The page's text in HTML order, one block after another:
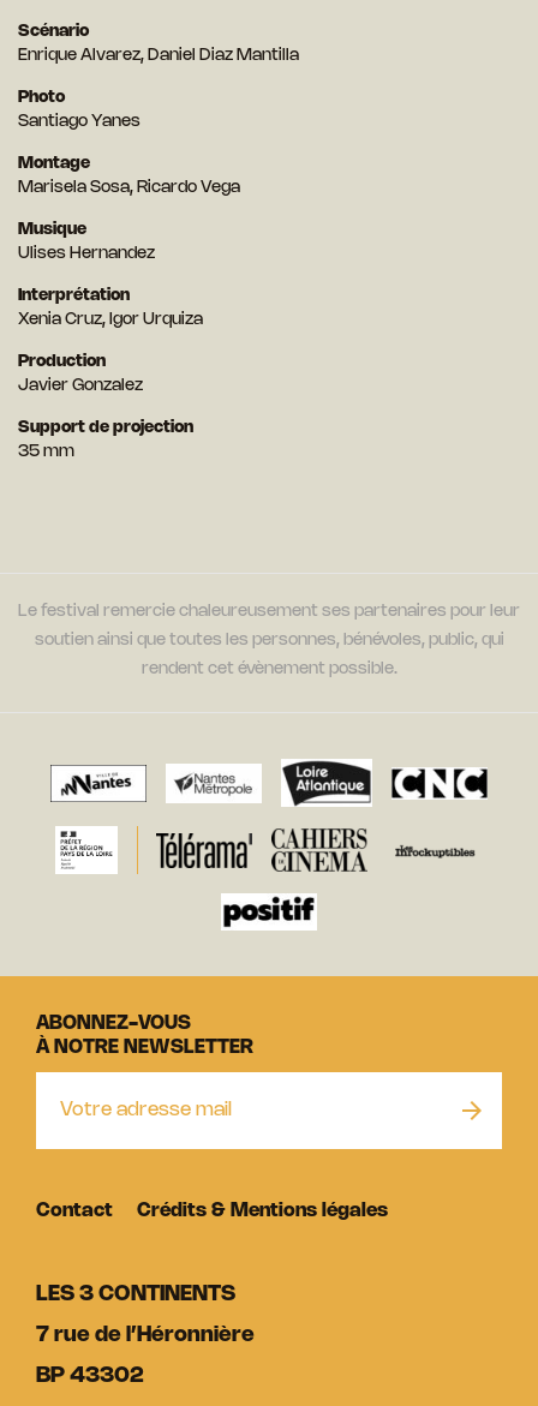
Scénario
Enrique Alvarez, Daniel Diaz Mantilla
Photo
Santiago Yanes
Montage
Marisela Sosa, Ricardo Vega
Musique
Ulises Hernandez
Interprétation
Xenia Cruz, Igor Urquiza
Production
Javier Gonzalez
Support de projection
35 mm
Le festival remercie chaleureusement ses partenaires pour leur
soutien ainsi que toutes les personnes, bénévoles, public, qui
rendent cet évènement possible.
LES 3 CONTINENTS
7 rue de l’Héronnière
BP 43302
ABONNEZ-VOUS
À NOTRE NEWSLETTER
Contact Crédits & Mentions légales